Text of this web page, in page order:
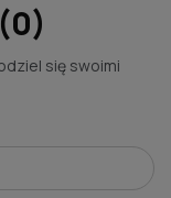
się swoimi